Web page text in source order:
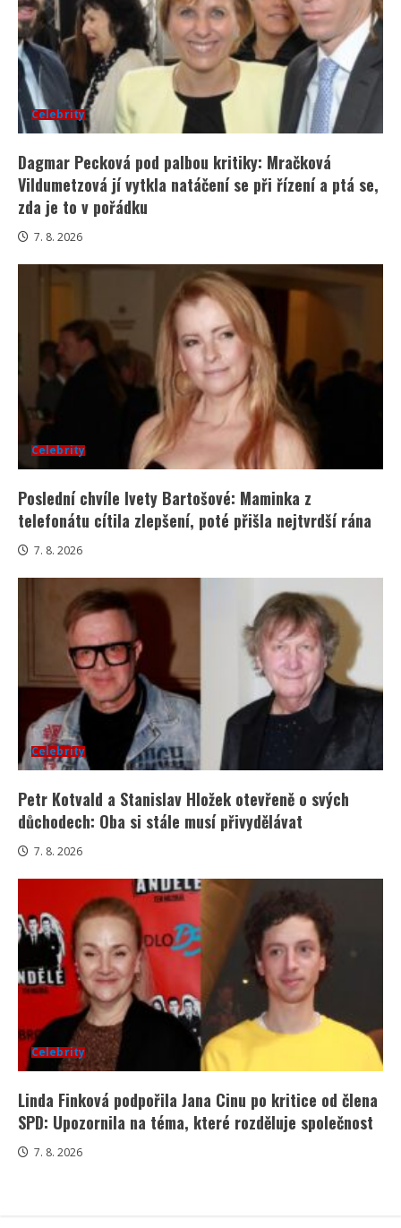
Celebrity
Dagmar Pecková pod palbou kritiky: Mračková
Vildumetzová jí vytkla natáčení se při řízení a ptá se,
zda je to v pořádku
7. 8. 2026
Celebrity
Poslední chvíle Ivety Bartošové: Maminka z
telefonátu cítila zlepšení, poté přišla nejtvrdší rána
7. 8. 2026
Celebrity
Petr Kotvald a Stanislav Hložek otevřeně o svých
důchodech: Oba si stále musí přivydělávat
7. 8. 2026
Celebrity
Linda Finková podpořila Jana Cinu po kritice od člena
SPD: Upozornila na téma, které rozděluje společnost
7. 8. 2026